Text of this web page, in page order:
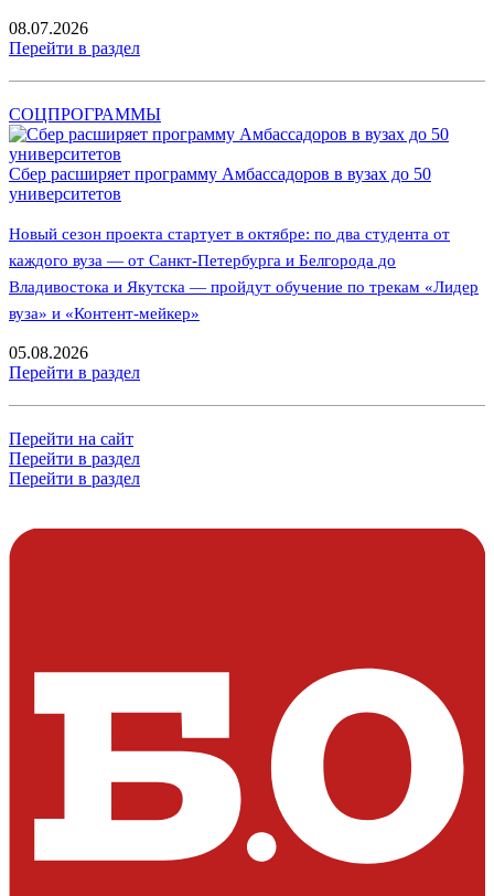
08.07.2026
Перейти в раздел
СОЦПРОГРАММЫ
Сбер расширяет программу Амбассадоров в вузах до 50
университетов
Новый сезон проекта стартует в октябре: по два студента от
каждого вуза — от Санкт-Петербурга и Белгорода до
Владивостока и Якутска — пройдут обучение по трекам «Лидер
вуза» и «Контент-мейкер»
05.08.2026
Перейти в раздел
Перейти на сайт
Перейти в раздел
Перейти в раздел